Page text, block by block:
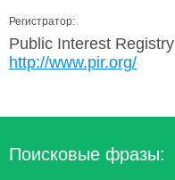
Регистратор:
Public Interest Registry
http://www.pir.org/
Поисковые фразы: